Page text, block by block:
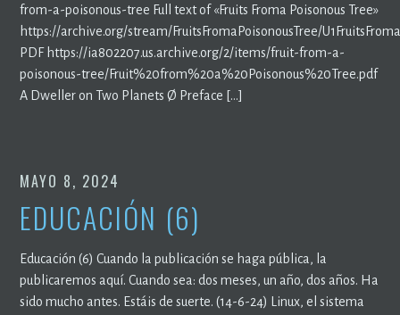
from-a-poisonous-tree Full text of «Fruits Froma Poisonous Tree»
https://archive.org/stream/FruitsFromaPoisonousTree/
PDF https://ia802207.us.archive.org/2/items/fruit-from-a-
poisonous-tree/Fruit%20from%20a%20Poisonous%20Tree.pdf
A Dweller on Two Planets Ø Preface […]
MAYO 8, 2024
EDUCACIÓN (6)
Educación (6) Cuando la publicación se haga pública, la
publicaremos aquí. Cuando sea: dos meses, un año, dos años. Ha
sido mucho antes. Estáis de suerte. (14-6-24) Linux, el sistema